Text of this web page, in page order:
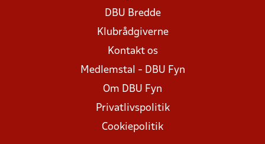
DBU Bredde
Klubrådgiverne
Kontakt os
Medlemstal - DBU Fyn
Om DBU Fyn
Privatlivspolitik
Cookiepolitik